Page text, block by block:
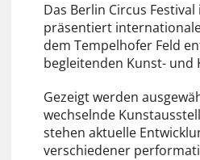
Das Berlin Circus
präsentiert
dem Tempelhofer Feld
begleitenden Kunst-
Gezeigt werden
wechselnde
stehen aktuelle
verschiedener